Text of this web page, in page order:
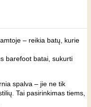
– reikia batų, kurie
barefoot batai, sukurti
spalva – jie ne tik
Tai pasirinkimas tiems,